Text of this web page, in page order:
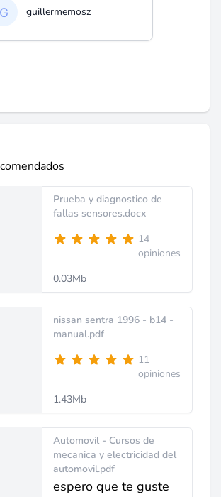
guillermemosz
Prueba y diagnostico de
fallas sensores.docx
14
opiniones
0.03Mb
nissan sentra 1996 - b14 -
manual.pdf
11
opiniones
1.43Mb
Automovil - Cursos de
mecanica y electricidad del
automovil.pdf
espero que te guste